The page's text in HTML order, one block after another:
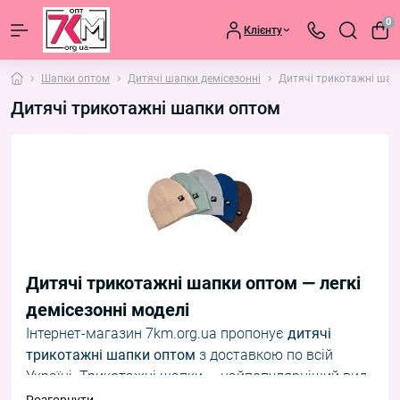
Клієнту
0
Шапки оптом Дитячі шапки демісезонні Дитячі трикотажні
Дитячі трикотажні шапки оптом
Дитячі трикотажні шапки оптом — легкі
демісезонні моделі
Інтернет-магазин 7km.org.ua пропонує дитячі
трикотажні шапки оптом з доставкою по всій
Україні. Трикотажні шапки — найпопулярніший вид